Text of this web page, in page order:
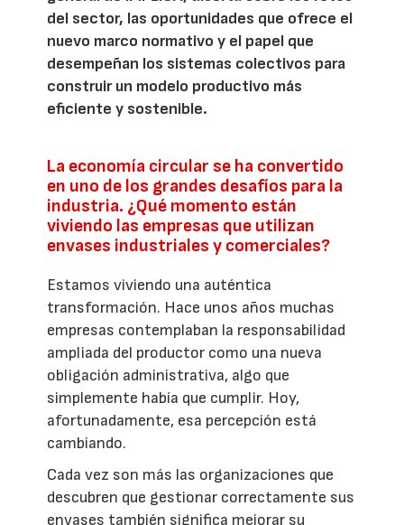
del sector, las oportunidades que ofrece el
nuevo marco normativo y el papel que
desempeñan los sistemas colectivos para
construir un modelo productivo más
eficiente y sostenible.
La economía circular se ha convertido
en uno de los grandes desafíos para la
industria. ¿Qué momento están
viviendo las empresas que utilizan
envases industriales y comerciales?
Estamos viviendo una auténtica
transformación. Hace unos años muchas
empresas contemplaban la responsabilidad
ampliada del productor como una nueva
obligación administrativa, algo que
simplemente había que cumplir. Hoy,
afortunadamente, esa percepción está
cambiando.
Cada vez son más las organizaciones que
descubren que gestionar correctamente sus
envases también significa mejorar su